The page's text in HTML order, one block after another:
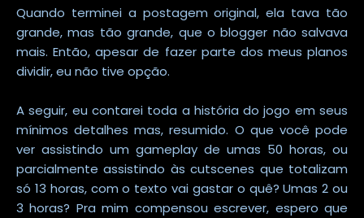
Quando terminei a postagem original, ela tava tão
grande, mas tão grande, que o blogger não salvava
mais. Então, apesar de fazer parte dos meus planos
dividir, eu não tive opção.
A seguir, eu contarei toda a história do jogo em seus
mínimos detalhes mas, resumido. O que você pode
ver assistindo um gameplay de umas 50 horas, ou
parcialmente assistindo às cutscenes que totalizam
só 13 horas, com o texto vai gastar o quê? Umas 2 ou
3 horas? Pra mim compensou escrever, espero que